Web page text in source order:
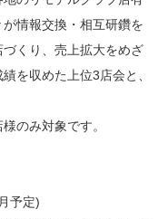
情報交換・相互研鑽を
くり、売上拡大をめざ
を収めた上位3店会と、
のみ対象です。
予定)